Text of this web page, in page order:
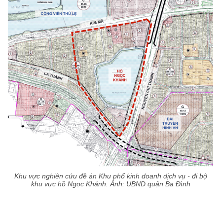
Khu vực nghiên cứu đề án Khu phố kinh doanh dịch vụ - đi bộ
khu vực hồ Ngọc Khánh. Ảnh: UBND quận Ba Đình